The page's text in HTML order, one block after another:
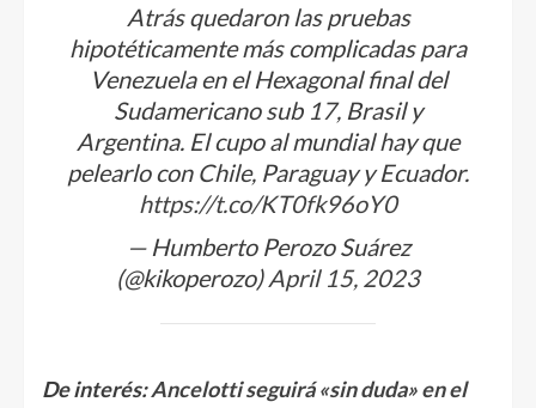
Atrás quedaron las pruebas
hipotéticamente más complicadas para
Venezuela en el Hexagonal final del
Sudamericano sub 17, Brasil y
Argentina. El cupo al mundial hay que
pelearlo con Chile, Paraguay y Ecuador.
https://t.co/KT0fk96oY0
— Humberto Perozo Suárez
(@kikoperozo)April 15, 2023
De interés:Ancelotti seguirá «sin duda» en el